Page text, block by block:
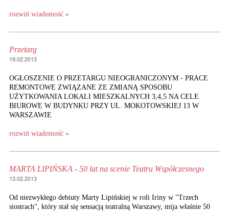
rozwiń wiadomość »
Przetarg
19.02.2013
OGŁOSZENIE O PRZETARGU NIEOGRANICZONYM - PRACE
REMONTOWE ZWIĄZANE ZE ZMIANĄ SPOSOBU
UŻYTKOWANIA LOKALI MIESZKALNYCH 3,4,5 NA CELE
BIUROWE W BUDYNKU PRZY UL. MOKOTOWSKIEJ 13 W
WARSZAWIE
rozwiń wiadomość »
MARTA LIPIŃSKA - 50 lat na scenie Teatru Współczesnego
13.02.2013
Od niezwykłego debiuty Marty Lipińskiej w roli Iriny w "Trzech
siostrach", który stał się sensacją teatralną Warszawy, mija właśnie 50